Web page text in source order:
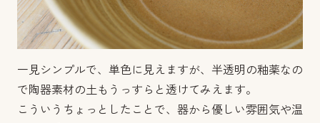
一見シンプルで、単色に見えますが、半透明の釉薬なの
で陶器素材の土もうっすらと透けてみえます。
こういうちょっとしたことで、器から優しい雰囲気や温